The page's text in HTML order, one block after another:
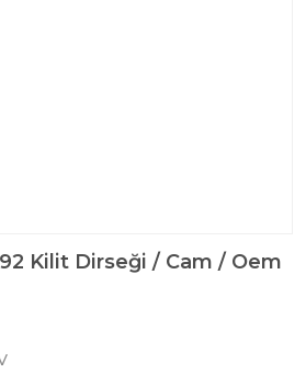
Kilit Dirseği / Cam / Oem